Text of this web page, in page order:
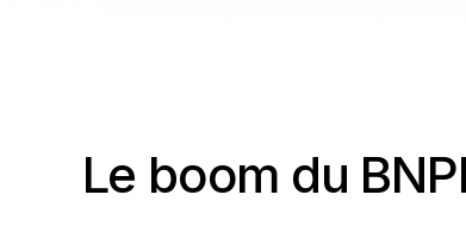
Le boom du